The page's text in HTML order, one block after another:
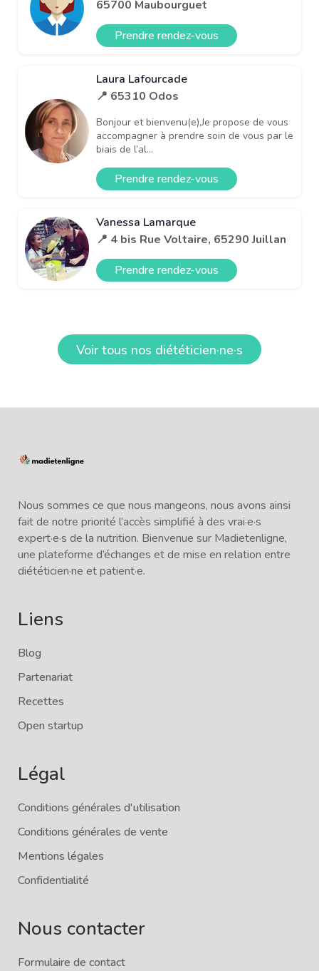
65700 Maubourguet
Prendre rendez-vous
Laura Lafourcade
📍 65310 Odos
Bonjour et bienvenu(e),Je propose de vous
accompagner à prendre soin de vous par le
biais de l’al...
Prendre rendez-vous
Vanessa Lamarque
📍 4 bis Rue Voltaire, 65290 Juillan
Prendre rendez-vous
Voir tous nos diététicien·ne·s
Nous sommes ce que nous mangeons, nous avons ainsi
fait de notre priorité l’accès simplifié à des vrai·e·s
expert·e·s de la nutrition. Bienvenue sur Madietenligne,
une plateforme d’échanges et de mise en relation entre
diététicien·ne et patient·e.
Liens
Blog
Partenariat
Recettes
Open startup
Légal
Conditions générales d'utilisation
Conditions générales de vente
Mentions légales
Confidentialité
Nous contacter
Formulaire de contact